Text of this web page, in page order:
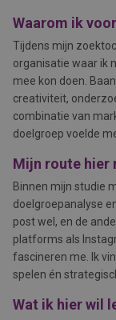
Waarom ik
Tijdens mijn
organisatie waar ik
mee kon doen.
creativiteit,
combinatie van
doelgroep voelde
Mijn route hier
Binnen mijn studie
doelgroepanalyse
post wel, en de
platforms als
fascineren me. Ik
spelen én
Wat ik hier wil